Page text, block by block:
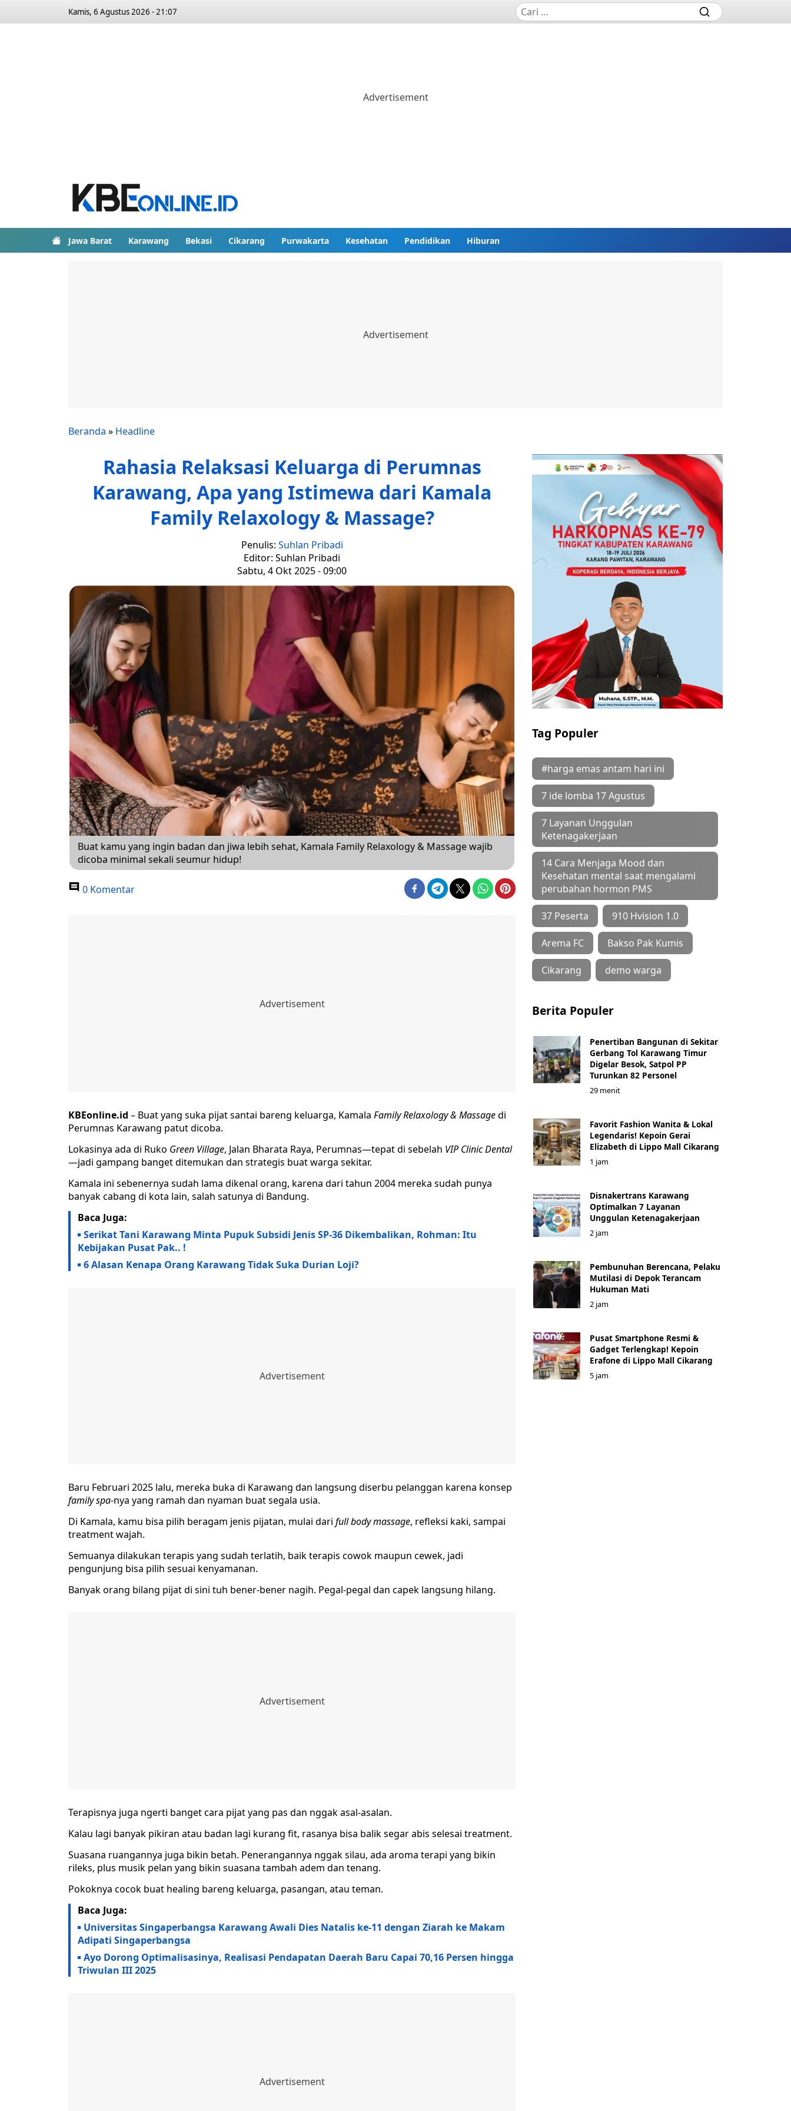
Kamis, 6 Agustus 2026 - 21:07
Jawa Barat Karawang Bekasi Cikarang Purwakarta Kesehatan Pendidikan Hiburan
Beranda » Headline
Rahasia Relaksasi Keluarga di Perumnas
Karawang, Apa yang Istimewa dari Kamala
Family Relaxology & Massage?
Penulis: Suhlan Pribadi
Editor: Suhlan Pribadi
Sabtu, 4 Okt 2025 - 09:00
Buat kamu yang ingin badan dan jiwa lebih sehat, Kamala Family Relaxology & Massage wajib
dicoba minimal sekali seumur hidup!
0 Komentar
KBEonline.id – Buat yang suka pijat santai bareng keluarga, Kamala Family Relaxology & Massagedi
Perumnas Karawang patut dicoba.
Lokasinya ada di Ruko Green Village, Jalan Bharata Raya, Perumnas—tepat di sebelah VIP Clinic Dental
—jadi gampang banget ditemukan dan strategis buat warga sekitar.
Kamala ini sebenernya sudah lama dikenal orang, karena dari tahun 2004 mereka sudah punya
banyak cabang di kota lain, salah satunya di Bandung.
Baca Juga:
Serikat Tani Karawang Minta Pupuk Subsidi Jenis SP-36 Dikembalikan, Rohman: Itu
Kebijakan Pusat Pak.. !
6 Alasan Kenapa Orang Karawang Tidak Suka Durian Loji?
Baru Februari 2025 lalu, mereka buka di Karawang dan langsung diserbu pelanggan karena konsep
family spa-nya yang ramah dan nyaman buat segala usia.
Di Kamala, kamu bisa pilih beragam jenis pijatan, mulai dari full body massage, refleksi kaki, sampai
treatment wajah.
Semuanya dilakukan terapis yang sudah terlatih, baik terapis cowok maupun cewek, jadi
pengunjung bisa pilih sesuai kenyamanan.
Banyak orang bilang pijat di sini tuh bener-bener nagih. Pegal-pegal dan capek langsung hilang.
Terapisnya juga ngerti banget cara pijat yang pas dan nggak asal-asalan.
Kalau lagi banyak pikiran atau badan lagi kurang fit, rasanya bisa balik segar abis selesai treatment.
Suasana ruangannya juga bikin betah. Penerangannya nggak silau, ada aroma terapi yang bikin
rileks, plus musik pelan yang bikin suasana tambah adem dan tenang.
Pokoknya cocok buat healing bareng keluarga, pasangan, atau teman.
Baca Juga:
Universitas Singaperbangsa Karawang Awali Dies Natalis ke-11 dengan Ziarah ke Makam
Adipati Singaperbangsa
Ayo Dorong Optimalisasinya, Realisasi Pendapatan Daerah Baru Capai 70,16 Persen hingga
Triwulan III 2025
Tag Populer
#harga emas antam hari ini
7 ide lomba 17 Agustus
7 Layanan Unggulan
Ketenagakerjaan
14 Cara Menjaga Mood dan
Kesehatan mental saat mengalami
perubahan hormon PMS
37 Peserta 910 Hvision 1.0
Arema FC Bakso Pak Kumis
Cikarang demo warga
Berita Populer
Penertiban Bangunan di Sekitar
Gerbang Tol Karawang Timur
Digelar Besok, Satpol PP
Turunkan 82 Personel
29 menit
Favorit Fashion Wanita & Lokal
Legendaris! Kepoin Gerai
Elizabeth di Lippo Mall Cikarang
1 jam
Disnakertrans Karawang
Optimalkan 7 Layanan
Unggulan Ketenagakerjaan
2 jam
Pembunuhan Berencana, Pelaku
Mutilasi di Depok Terancam
Hukuman Mati
2 jam
Pusat Smartphone Resmi &
Gadget Terlengkap! Kepoin
Erafone di Lippo Mall Cikarang
5 jam